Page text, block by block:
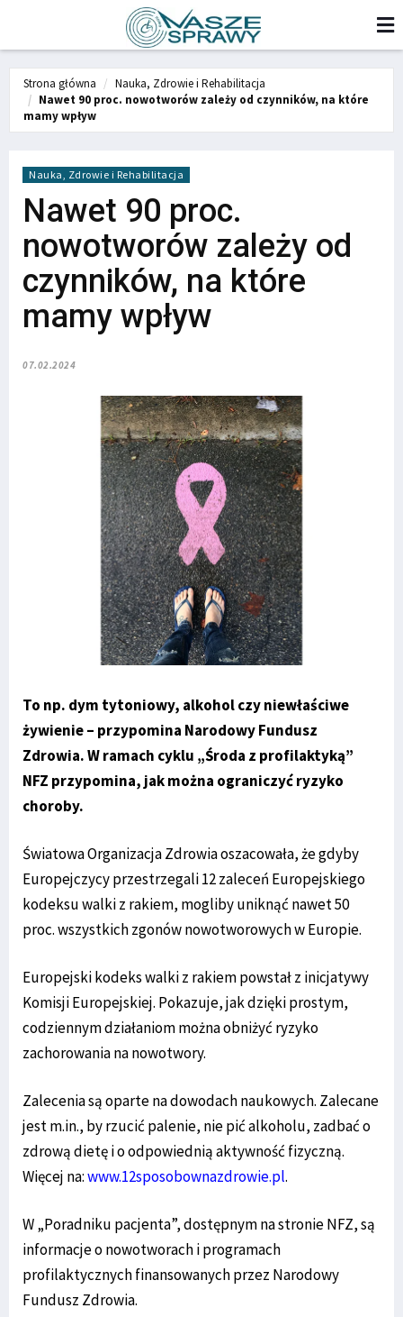
Strona główna
Nauka, Zdrowie i Rehabilitacja
Nawet 90 proc. nowotworów zależy od czynników, na które
mamy wpływ
Nauka, Zdrowie i Rehabilitacja
Nawet 90 proc.
nowotworów zależy od
czynników, na które
mamy wpływ
07.02.2024
To np. dym tytoniowy, alkohol czy niewłaściwe
żywienie – przypomina Narodowy Fundusz
Zdrowia. W ramach cyklu „Środa z profilaktyką”
NFZ przypomina, jak można ograniczyć ryzyko
choroby.
Światowa Organizacja Zdrowia oszacowała, że gdyby
Europejczycy przestrzegali 12 zaleceń Europejskiego
kodeksu walki z rakiem, mogliby uniknąć nawet 50
proc. wszystkich zgonów nowotworowych w Europie.
Europejski kodeks walki z rakiem powstał z inicjatywy
Komisji Europejskiej. Pokazuje, jak dzięki prostym,
codziennym działaniom można obniżyć ryzyko
zachorowania na nowotwory.
Zalecenia są oparte na dowodach naukowych. Zalecane
jest m.in., by rzucić palenie, nie pić alkoholu, zadbać o
zdrową dietę i o odpowiednią aktywność fizyczną.
Więcej na:www.12sposobownazdrowie.pl.
W „Poradniku pacjenta”, dostępnym na stronie NFZ, są
informacje o nowotworach i programach
profilaktycznych finansowanych przez Narodowy
Fundusz Zdrowia.